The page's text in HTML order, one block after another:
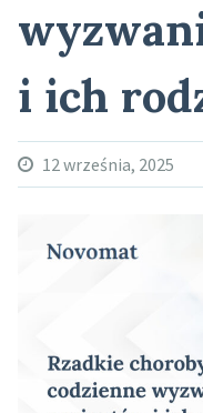
i ich
12 września, 2025